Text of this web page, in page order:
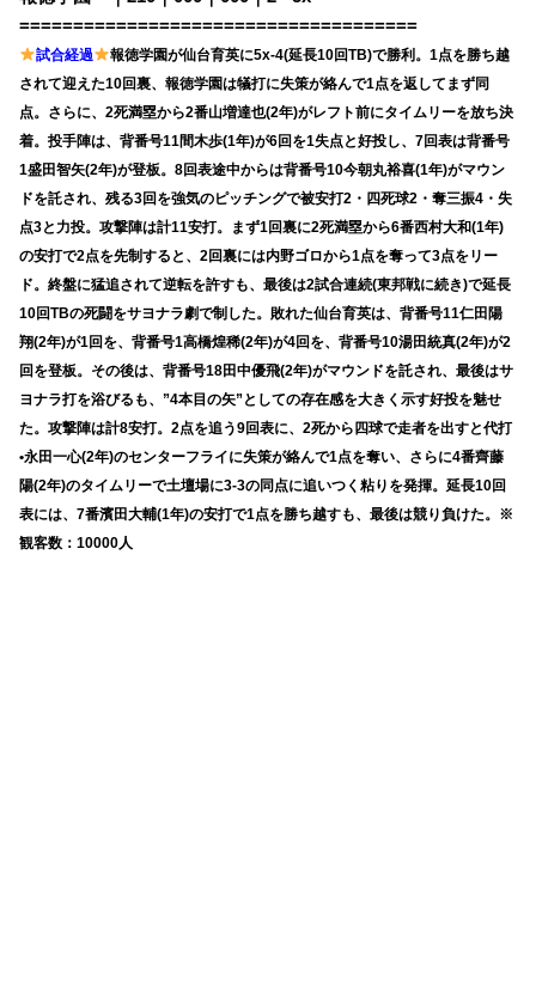
=====================================
試合経過
報徳学園が仙台育英に5x-4(延長10回TB)で勝利。1点を勝ち越
されて迎えた10回裏、報徳学園は犠打に失策が絡んで1点を返してまず同
点。さらに、2死満塁から2番山増達也(2年)がレフト前にタイムリーを放ち決
着。投手陣は、背番号11間木歩(1年)が6回を1失点と好投し、7回表は背番号
1盛田智矢(2年)が登板。8回表途中からは背番号10今朝丸裕喜(1年)がマウン
ドを託され、残る3回を強気のピッチングで被安打2・四死球2・奪三振4・失
点3と力投。攻撃陣は計11安打。まず1回裏に2死満塁から6番西村大和(1年)
の安打で2点を先制すると、2回裏には内野ゴロから1点を奪って3点をリー
ド。終盤に猛追されて逆転を許すも、最後は2試合連続(東邦戦に続き)で延長
10回TBの死闘をサヨナラ劇で制した。敗れた仙台育英は、背番号11仁田陽
翔(2年)が1回を、背番号1高橋煌稀(2年)が4回を、背番号10湯田統真(2年)が2
回を登板。その後は、背番号18田中優飛(2年)がマウンドを託され、最後はサ
ヨナラ打を浴びるも、”4本目の矢”としての存在感を大きく示す好投を魅せ
た。攻撃陣は計8安打。2点を追う9回表に、2死から四球で走者を出すと代打
•永田一心(2年)のセンターフライに失策が絡んで1点を奪い、さらに4番齊藤
陽(2年)のタイムリーで土壇場に3-3の同点に追いつく粘りを発揮。延長10回
表には、7番濱田大輔(1年)の安打で1点を勝ち越すも、最後は競り負けた。※
観客数：10000人